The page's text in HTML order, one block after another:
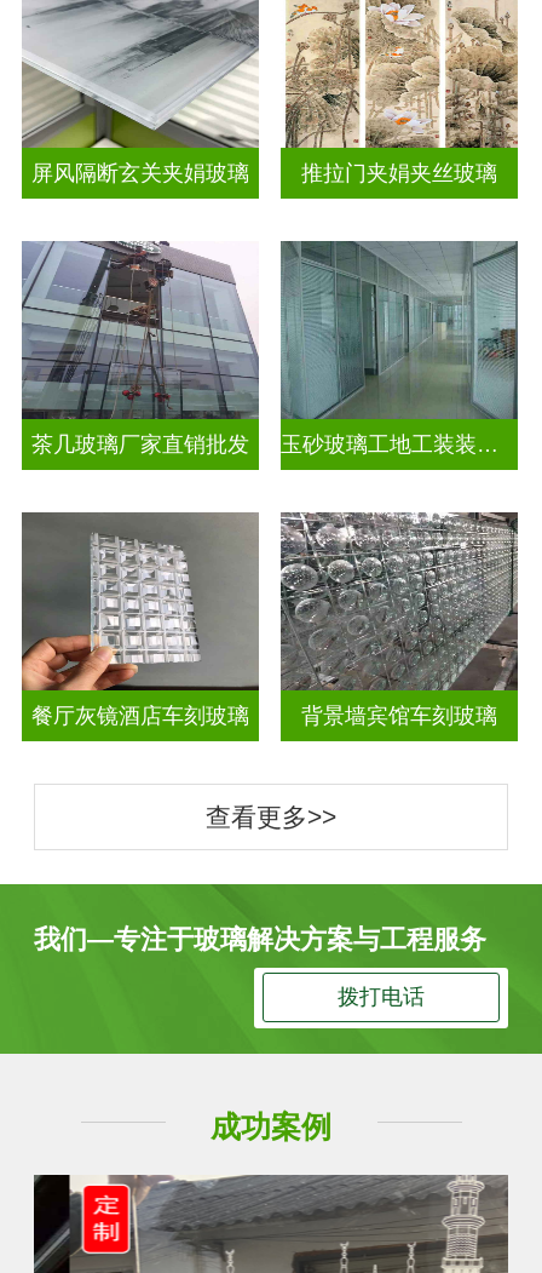
屏风隔断玄关夹娟玻璃 推拉门夹娟夹丝玻璃
茶几玻璃厂家直销批发 玉砂玻璃工地工装装饰玻璃
餐厅灰镜酒店车刻玻璃 背景墙宾馆车刻玻璃
查看更多>>
我们—专注于玻璃解决方案与工程服务
拨打电话
成功案例